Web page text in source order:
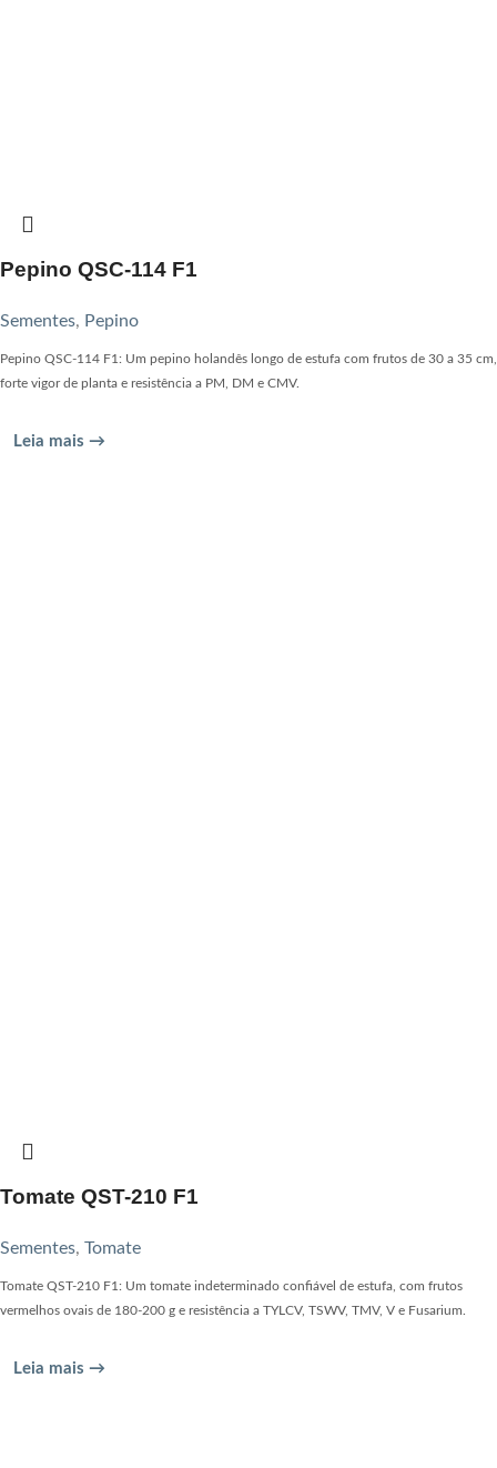
Pepino QSC-114 F1
Sementes, Pepino
Pepino QSC-114 F1: Um pepino holandês longo de estufa com frutos de 30 a 35 cm,
forte vigor de planta e resistência a PM, DM e CMV.
Leia mais →
Tomate QST-210 F1
Sementes, Tomate
Tomate QST-210 F1: Um tomate indeterminado confiável de estufa, com frutos
vermelhos ovais de 180-200 g e resistência a TYLCV, TSWV, TMV, V e Fusarium.
Leia mais →